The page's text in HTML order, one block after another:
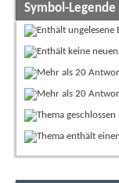
Symbol-Legende